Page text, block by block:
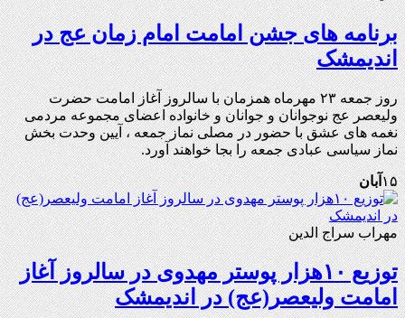
برنامه های جشن امامت امام زمان عج در
اندیمشک
روز جمعه ۲۳ مهرماه همزمان با سالروز آغاز امامت حضرت
ولیعصر عج نوجوانان و جوانان و خانواده اعضای مجموعه مردمی
نغمه های عشق با حضور در مصلی نماز جمعه ، آیین وحدت بخش
نماز سیاسی عبادی جمعه را بجا خواهند آورد.
۱۵آبان
مهراب سراج الدین
توزیع ۱۰هزار پوستر مهدوی در سالروز آغاز
امامت ولیعصر(عج) در اندیمشک